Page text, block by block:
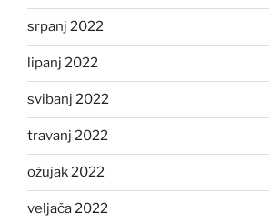
srpanj 2022
lipanj 2022
svibanj 2022
travanj 2022
ožujak 2022
veljača 2022